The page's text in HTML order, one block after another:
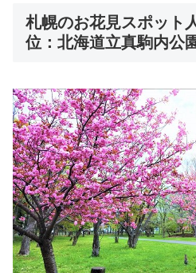
札幌のお花見スポット
位：北海道立真駒内公